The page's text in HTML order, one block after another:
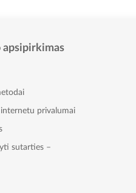
apsipirkimas
privalumai
sutarties –